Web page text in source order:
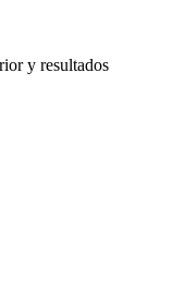
y resultados